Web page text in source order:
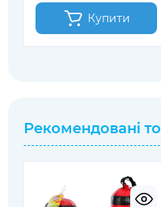
Купити
Рекомендовані